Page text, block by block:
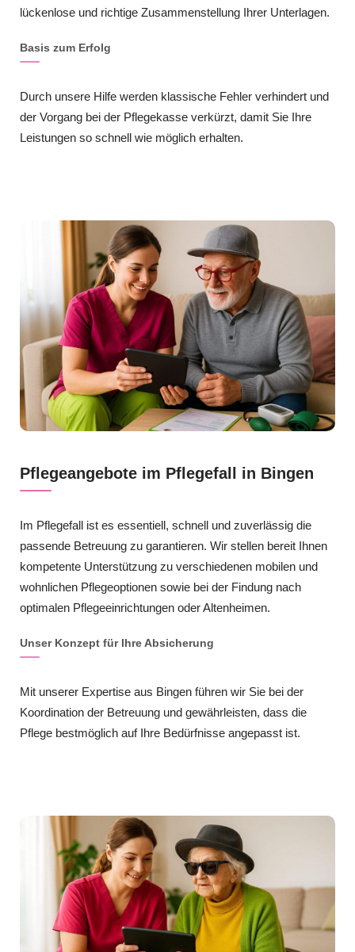
lückenlose und richtige Zusammenstellung Ihrer Unterlagen.
Basis zum Erfolg
Durch unsere Hilfe werden klassische Fehler verhindert und
der Vorgang bei der Pflegekasse verkürzt, damit Sie Ihre
Leistungen so schnell wie möglich erhalten.
Pflegeangebote im Pflegefall in Bingen
Im Pflegefall ist es essentiell, schnell und zuverlässig die
passende Betreuung zu garantieren. Wir stellen bereit Ihnen
kompetente Unterstützung zu verschiedenen mobilen und
wohnlichen Pflegeoptionen sowie bei der Findung nach
optimalen Pflegeeinrichtungen oder Altenheimen.
Unser Konzept für Ihre Absicherung
Mit unserer Expertise aus Bingen führen wir Sie bei der
Koordination der Betreuung und gewährleisten, dass die
Pflege bestmöglich auf Ihre Bedürfnisse angepasst ist.